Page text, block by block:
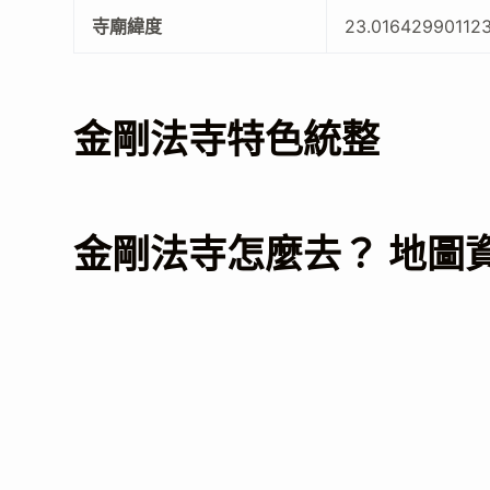
寺廟緯度
金剛法寺特色統整
金剛法寺怎麼去？ 地圖